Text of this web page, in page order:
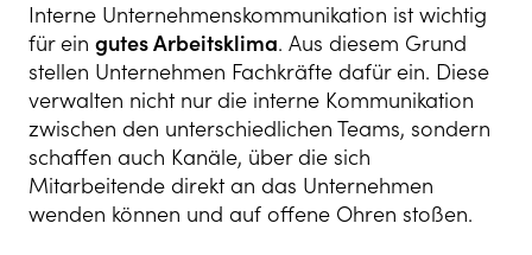
Interne Unternehmenskommunikation ist wichtig
für ein gutes Arbeitsklima. Aus diesem Grund
stellen Unternehmen Fachkräfte dafür ein. Diese
verwalten nicht nur die interne Kommunikation
zwischen den unterschiedlichen Teams, sondern
schaffen auch Kanäle, über die sich
Mitarbeitende direkt an das Unternehmen
wenden können und auf offene Ohren stoßen.